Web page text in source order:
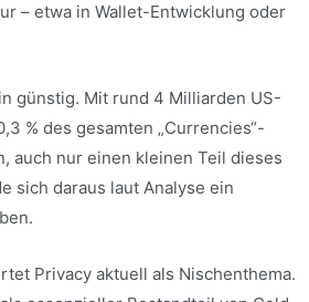
– etwa in Wallet-Entwicklung oder
günstig. Mit rund 4 Milliarden US-
% des gesamten „Currencies“-
auch nur einen kleinen Teil dieses
sich daraus laut Analyse ein
Privacy aktuell als Nischenthema.